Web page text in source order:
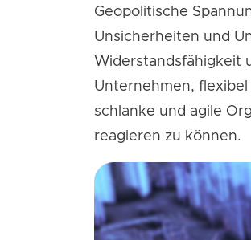
Geopolitische
Unsicherheiten und
Widerstandsfähigkeit
Unternehmen,
schlanke und agile
reagieren zu können.